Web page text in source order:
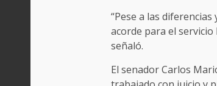
“Pese a las
acorde para el
señaló.
El senador Carlos